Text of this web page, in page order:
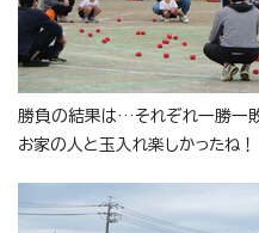
勝負の結果は…それぞれ一勝一敗
お家の人と玉入れ楽しかったね！